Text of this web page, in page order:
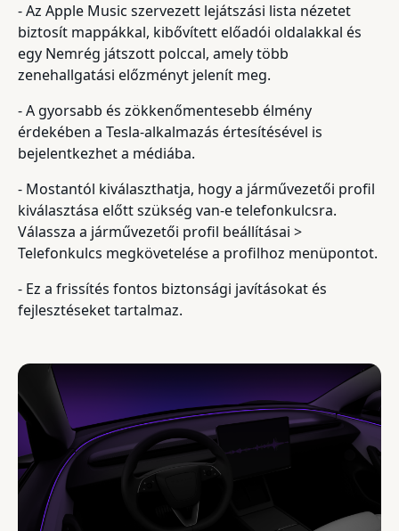
- Az Apple Music szervezett lejátszási lista nézetet
biztosít mappákkal, kibővített előadói oldalakkal és
egy Nemrég játszott polccal, amely több
zenehallgatási előzményt jelenít meg.
- A gyorsabb és zökkenőmentesebb élmény
érdekében a Tesla-alkalmazás értesítésével is
bejelentkezhet a médiába.
- Mostantól kiválaszthatja, hogy a járművezetői profil
kiválasztása előtt szükség van-e telefonkulcsra.
Válassza a járművezetői profil beállításai >
Telefonkulcs megkövetelése a profilhoz menüpontot.
- Ez a frissítés fontos biztonsági javításokat és
fejlesztéseket tartalmaz.